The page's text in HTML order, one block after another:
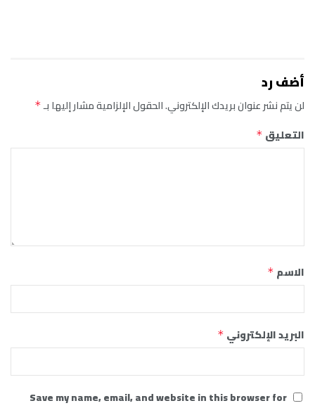
أضف رد
لن يتم نشر عنوان بريدك الإلكتروني.الحقول الإلزامية مشار إليها بـ*
التعليق *
الاسم *
البريد الإلكتروني *
Save my name, email, and website in this browser for